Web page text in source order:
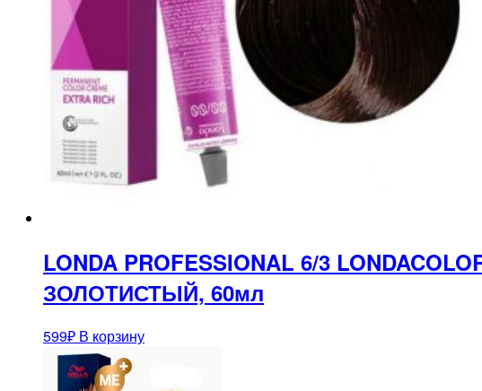
LONDA PROFESSIONAL 6/3
ЗОЛОТИСТЫЙ, 60мл
599₽ В корзину